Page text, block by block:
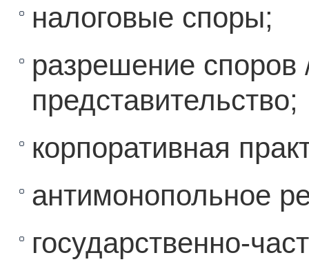
налоговые споры;
разрешение споров
представительство;
корпоративная
антимонопольное
государственно-